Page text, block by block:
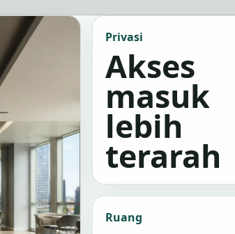
Privasi
Akses
masuk
lebih
terarah
Ruang